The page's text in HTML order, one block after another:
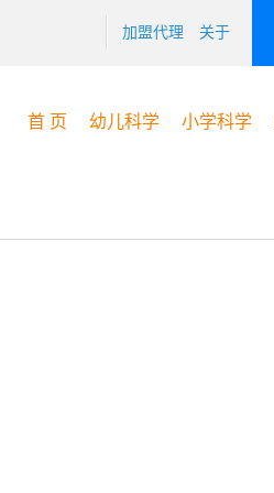
加盟代理 关于
首 页 幼儿科学 小学科学